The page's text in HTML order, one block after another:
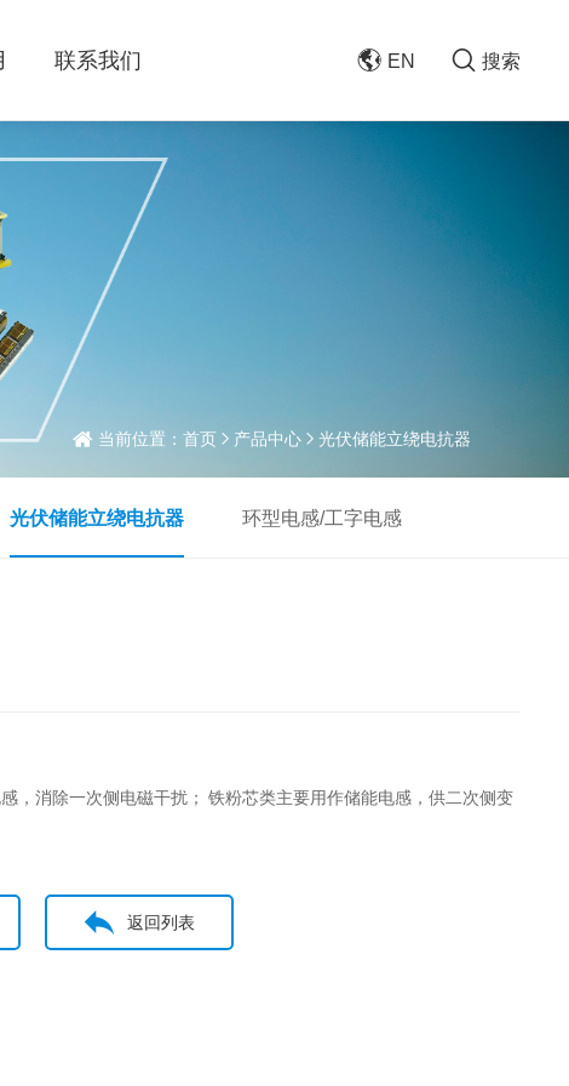
联系我们 EN 搜索
当前位置：首页 产品中心 光伏储能立绕电抗器
光伏储能立绕电抗器 环型电感/工字电感
，消除一次侧电磁干扰； 铁粉芯类主要用作储能电感，供二次侧变
返回列表